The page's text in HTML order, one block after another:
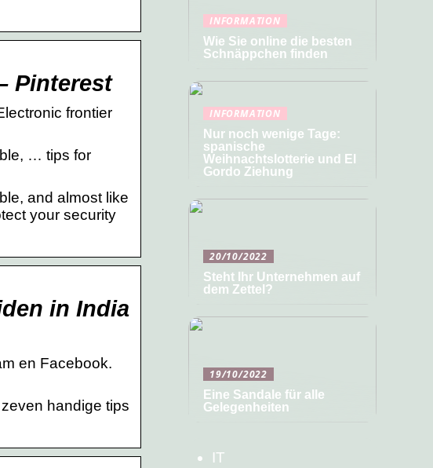
Pinterest
frontier
… tips for
and almost like
your security
in India
en Facebook.
handige tips
INFORMATION
Wie Sie online die besten
Schnäppchen finden
INFORMATION
Nur noch wenige Tage:
spanische
Weihnachtslotterie und El
Gordo Ziehung
20/10/2022
Steht Ihr Unternehmen auf
dem Zettel?
19/10/2022
Eine Sandale für alle
Gelegenheiten
IT